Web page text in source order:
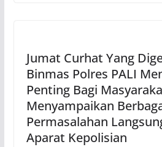
Jumat Curhat Yang
Binmas Polres PALI
Penting Bagi
Menyampaikan
Permasalahan
Aparat Kepolisian